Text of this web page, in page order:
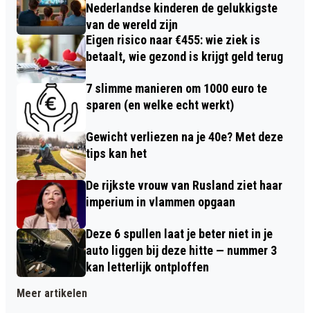
Nederlandse kinderen de gelukkigste
van de wereld zijn
Eigen risico naar €455: wie ziek is
betaalt, wie gezond is krijgt geld terug
7 slimme manieren om 1000 euro te
sparen (en welke echt werkt)
Gewicht verliezen na je 40e? Met deze
tips kan het
De rijkste vrouw van Rusland ziet haar
imperium in vlammen opgaan
Deze 6 spullen laat je beter niet in je
auto liggen bij deze hitte — nummer 3
kan letterlijk ontploffen
Meer artikelen